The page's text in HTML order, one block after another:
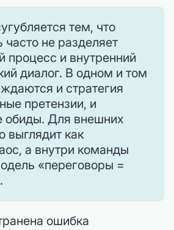
тем, что
часто не разделяет
процесс и внутренний
диалог. В одном и том
и стратегия
претензии, и
обиды. Для внешних
выглядит как
а внутри команды
«переговоры =
ошибка